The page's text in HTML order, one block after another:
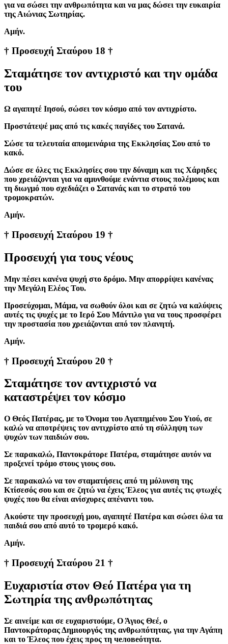
για να σώσει την ανθρωπότητα και να μας δώσει την ευκαιρία
της Αιώνιας Σωτηρίας.
Aμήν.
† Προσευχή Σταύρου 18 †
Σταμάτησε τον αντιχριστό και την ομάδα
του
Ω αγαπητέ Ιησού, σώσει τον κόσμο από τον αντιχρίστο.
Προστάτεψέ μας από τις κακές παγίδες του Σατανά.
Σώσε τα τελευταία απομεινάρια της Εκκλησίας Σου από το
κακό.
Δώσε σε όλες τις Εκκλησίες σου την δύναμη και τις Χάρηδες
που χρειάζονται για να αμυνθούμε ενάντια στους πολέμους και
τη διωγμό που σχεδιάζει ο Σατανάς και το στρατό του
τρομοκρατών.
Aμήν.
† Προσευχή Σταύρου 19 †
Προσευχή για τους νέους
Μην πέσει κανένα ψυχή στο δρόμο. Μην απορρίψει κανένας
την Μεγάλη Ελέος Του.
Προσεύχομαι, Μάμα, να σωθούν όλοι και σε ζητώ να καλύψεις
αυτές τις ψυχές με το Ιερό Σου Μάντιλο για να τους προσφέρει
την προστασία που χρειάζονται από τον πλανητή.
Aμήν.
† Προσευχή Σταύρου 20 †
Σταμάτησε τον αντιχριστό να
καταστρέψει τον κόσμο
Ο Θεός Πατέρας, με το Όνομα του Αγαπημένου Σου Υιού, σε
καλώ να αποτρέψεις τον αντιχρίστο από τη σύλληψη των
ψυχών των παιδιών σου.
Σε παρακαλώ, Παντοκράτορε Πατέρα, σταμάτησε αυτόν να
προξενεί τρόμο στους γιους σου.
Σε παρακαλώ να τον σταματήσεις από τη μόλυνση της
Κτίσεσός σου και σε ζητώ να έχεις Έλεος για αυτές τις φτωχές
ψυχές που θα είναι ανίσχυρες απέναντι του.
Aκούστε την προσευχή μου, αγαπητέ Πατέρα και σώσει όλα τα
παιδιά σου από αυτό το τρομερό κακό.
Aμήν.
† Προσευχή Σταύρου 21 †
Ευχαριστία στον Θεό Πατέρα για τη
Σωτηρία της ανθρωπότητας
Σε αινείμε και σε ευχαριστούμε, Ο Άγιος Θεέ, ο
Παντοκράτορας Δημιουργός της ανθρωπότητας, για την Αγάπη
και το Έλεος που έχεις προς τη человеότητα.